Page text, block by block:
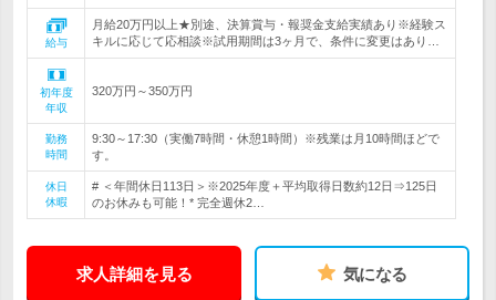
給与
月給20万円以上★別途、決算賞与・報奨金支給実績あり※経験ス
キルに応じて応相談※試用期間は3ヶ月で、条件に変更はあり…
初年度
年収
320万円～350万円
勤務
時間
9:30～17:30（実働7時間・休憩1時間）※残業は月10時間ほどで
す。
休日
休暇
# ＜年間休日113日＞※2025年度＋平均取得日数約12日⇒125日
のお休みも可能！* 完全週休2…
求人詳細を見る 気になる